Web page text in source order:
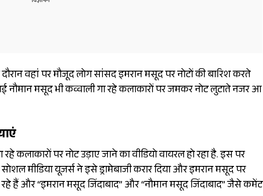
वहां पर मौजूद लोग सांसद इमरान मसूद पर नोटों की बारिश करते
मसूद भी कव्वाली गा रहे कलाकारों पर जमकर नोट लुटाते नजर आ
कलाकारों पर नोट उड़ाए जाने का वीडियो वायरल हो रहा है. इस पर
मीडिया यूजर्स ने इसे ड्रामेबाजी करार दिया और इमरान मसूद पर
हैं और “इमरान मसूद जिंदाबाद” और “नौमान मसूद जिंदाबाद” जैसे कमेंट